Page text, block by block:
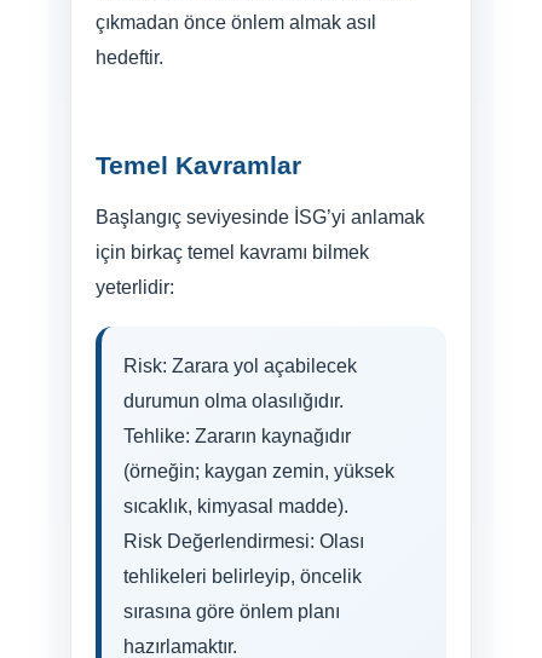
çıkmadan önce önlem almak asıl
hedeftir.
Temel Kavramlar
Başlangıç seviyesinde İSG’yi anlamak
için birkaç temel kavramı bilmek
yeterlidir:
Risk: Zarara yol açabilecek
durumun olma olasılığıdır.
Tehlike: Zararın kaynağıdır
(örneğin; kaygan zemin, yüksek
sıcaklık, kimyasal madde).
Risk Değerlendirmesi: Olası
tehlikeleri belirleyip, öncelik
sırasına göre önlem planı
hazırlamaktır.